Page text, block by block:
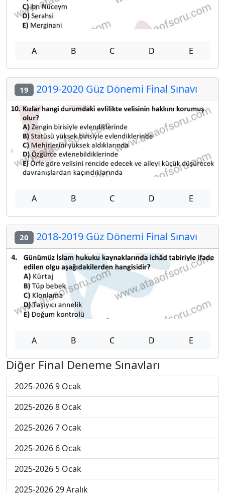
A B C D E
19 2019-2020 Güz Dönemi Final Sınavı
A B C D E
20 2018-2019 Güz Dönemi Final Sınavı
A B C D E
Diğer Final Deneme Sınavları
2025-2026 9 Ocak
2025-2026 8 Ocak
2025-2026 7 Ocak
2025-2026 6 Ocak
2025-2026 5 Ocak
2025-2026 29 Aralık